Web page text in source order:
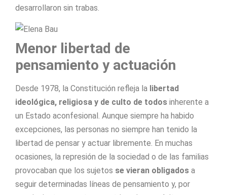
desarrollaron sin trabas.
Menor libertad de
pensamiento y actuación
Desde 1978, la Constitución refleja la libertad
ideológica, religiosa y de culto de todos inherente a
un Estado aconfesional. Aunque siempre ha habido
excepciones, las personas no siempre han tenido la
libertad de pensar y actuar libremente. En muchas
ocasiones, la represión de la sociedad o de las familias
provocaban que los sujetos se vieran obligados a
seguir determinadas líneas de pensamiento y, por